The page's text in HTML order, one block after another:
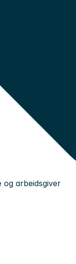
og arbeidsgiver